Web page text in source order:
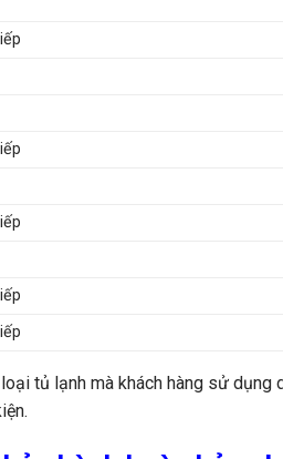
tủ lạnh mà khách hàng sử dụng